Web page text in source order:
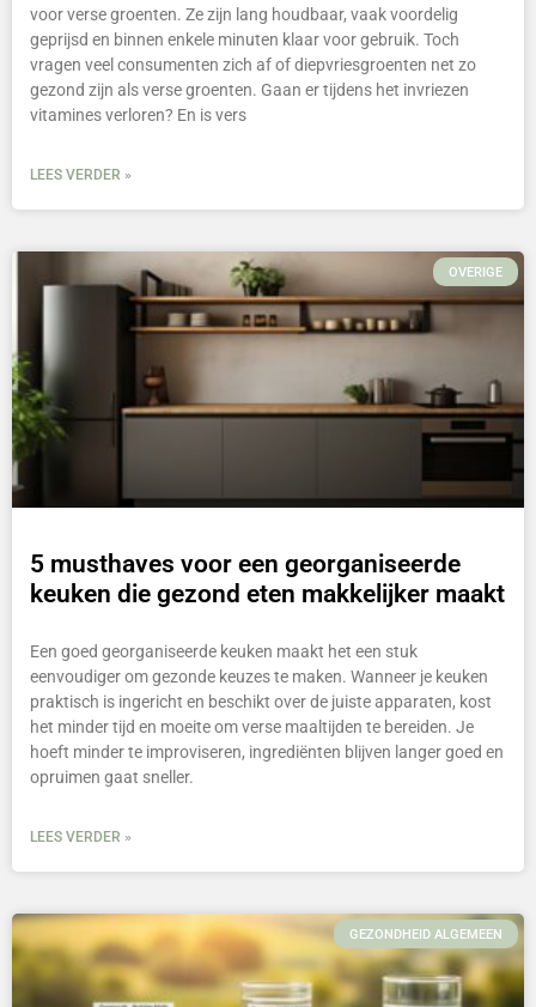
voor verse groenten. Ze zijn lang houdbaar, vaak voordelig
geprijsd en binnen enkele minuten klaar voor gebruik. Toch
vragen veel consumenten zich af of diepvriesgroenten net zo
gezond zijn als verse groenten. Gaan er tijdens het invriezen
vitamines verloren? En is vers
LEES VERDER »
OVERIGE
5 musthaves voor een georganiseerde
keuken die gezond eten makkelijker maakt
Een goed georganiseerde keuken maakt het een stuk
eenvoudiger om gezonde keuzes te maken. Wanneer je keuken
praktisch is ingericht en beschikt over de juiste apparaten, kost
het minder tijd en moeite om verse maaltijden te bereiden. Je
hoeft minder te improviseren, ingrediënten blijven langer goed en
opruimen gaat sneller.
LEES VERDER »
GEZONDHEID ALGEMEEN